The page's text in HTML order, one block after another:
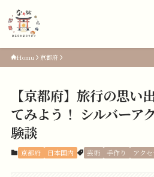
Homu 京都府
【京都府】旅行の思い
てみよう！ シルバーア
験談
京都府 日本国内 芸術 手作り アク